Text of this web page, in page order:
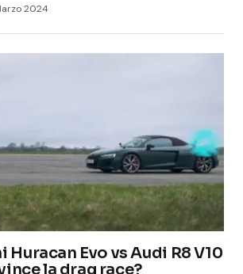
2024
Evo vs Audi R8 V10
la drag race?